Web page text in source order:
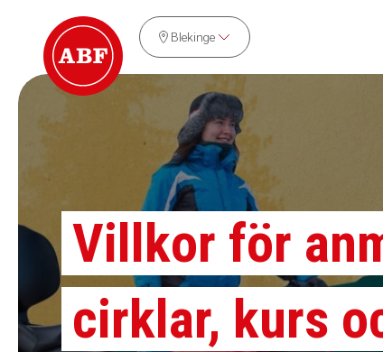
Blekinge
Villkor för
cirklar, kurs